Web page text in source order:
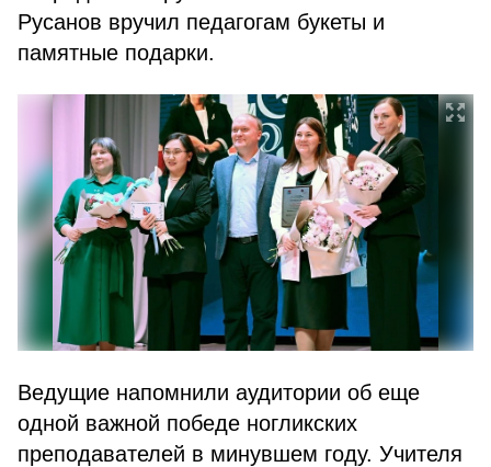
Русанов вручил педагогам букеты и
памятные подарки.
Ведущие напомнили аудитории об еще
одной важной победе ногликских
преподавателей в минувшем году. Учителя